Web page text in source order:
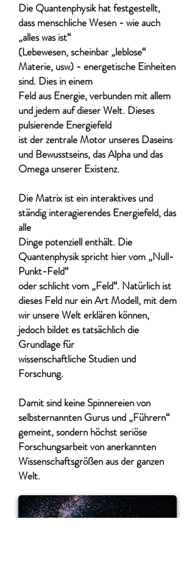
Die Quantenphysik hat festgestellt,
dass menschliche Wesen - wie auch
„alles was ist“
(Lebewesen, scheinbar „leblose“
Materie, usw) - energetische Einheiten
sind. Dies in einem
Feld aus Energie, verbunden mit allem
und jedem auf dieser Welt. Dieses
pulsierende Energiefeld
ist der zentrale Motor unseres Daseins
und Bewusstseins, das Alpha und das
Omega unserer Existenz.
Die Matrix ist ein interaktives und
ständig interagierendes Energiefeld, das
alle
Dinge potenziell enthält. Die
Quantenphysik spricht hier vom „Null-
Punkt-Feld“
oder schlicht vom „Feld“. Natürlich ist
dieses Feld nur ein Art Modell, mit dem
wir unsere Welt erklären können,
jedoch bildet es tatsächlich die
Grundlage für
wissenschaftliche Studien und
Forschung.
Damit sind keine Spinnereien von
selbsternannten Gurus und „Führern“
gemeint, sondern höchst seriöse
Forschungsarbeit von anerkannten
Wissenschaftsgrößen aus der ganzen
Welt.